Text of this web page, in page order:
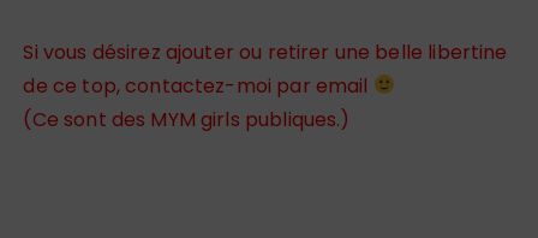
Si vous désirez ajouter ou retirer une belle libertine
de ce top, contactez-moi par email
(Ce sont des MYM girls publiques.)